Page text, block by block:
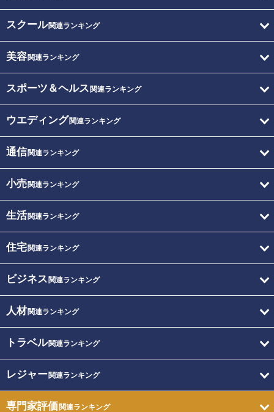
スクール関連ランキング
美容関連ランキング
スポーツ＆ヘルス 関連ランキング
ウエディング関連ランキング
通信関連ランキング
小売関連ランキング
生活関連ランキング
住宅関連ランキング
ビジネス 関連ランキング
人材関連ランキング
トラベル関連ランキング
レジャー関連ランキング
専門家評価関連ランキング